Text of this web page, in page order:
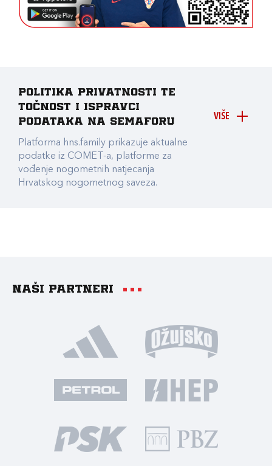
VIŠE
Politika privatnosti te
točnost i ispravci
podataka na Semaforu
Platforma hns.family prikazuje aktualne
podatke iz COMET-a, platforme za
vođenje nogometnih natjecanja
Hrvatskog nogometnog saveza.
Naši partneri